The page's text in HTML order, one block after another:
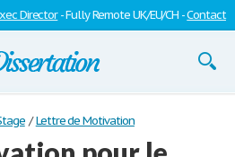
Director- Fully Remote UK/EU/CH -Contact
/ Lettre de Motivation